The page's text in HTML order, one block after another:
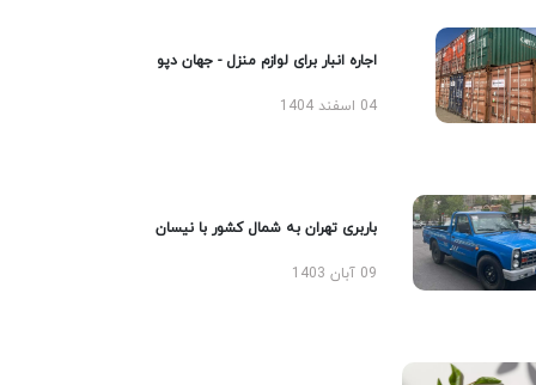
اجاره انبار برای لوازم منزل - جهان دپو
04 اسفند 1404
باربری تهران به شمال کشور با نیسان
09 آبان 1403